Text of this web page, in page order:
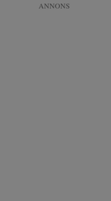
ANNONS